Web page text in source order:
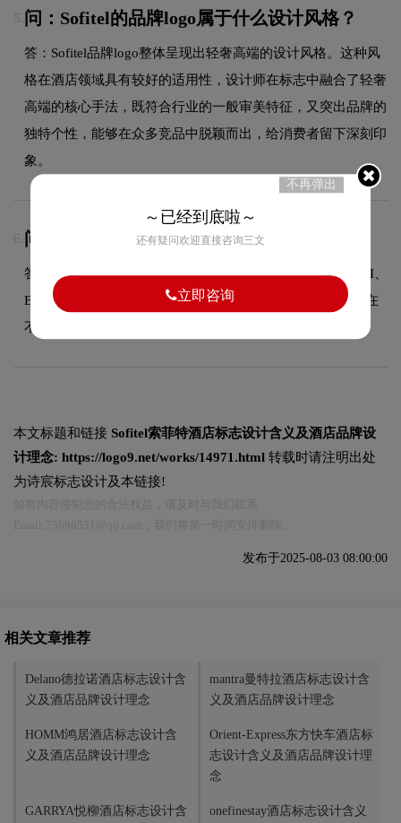
5. 问：Sofitel的品牌logo属于什么设计风格？
答：Sofitel品牌logo整体呈现出轻奢高端的设计风格。这种风
格在酒店领域具有较好的适用性，设计师在标志中融合了轻奢
高端的核心手法，既符合行业的一般审美特征，又突出品牌的
独特个性，能够在众多竞品中脱颖而出，给消费者留下深刻印
象。
6. 问：源文件全部交付吗？
答：是的，设计完成后我们提供多种格式的源文件，包括AI、
EPS、CDR等矢量格式以及PNG、JPG等位图格式，方便您在
不同场景下使用。
本文标题和链接 Sofitel索菲特酒店标志设计含义及酒店品牌设
计理念: https://logo9.net/works/14971.html 转载时请注明出处
为诗宸标志设计及本链接!
发布于2025-08-03 08:00:00
相关文章推荐
Delano德拉诺酒店标志设计含
义及酒店品牌设计理念
mantra曼特拉酒店标志设计含
义及酒店品牌设计理念
HOMM鸿居酒店标志设计含
义及酒店品牌设计理念
Orient-Express东方快车酒店标
志设计含义及酒店品牌设计理
念
GARRYA悦柳酒店标志设计含
onefinestay酒店标志设计含义
不再弹出
～已经到底啦～
还有疑问欢迎直接咨询三文
立即咨询